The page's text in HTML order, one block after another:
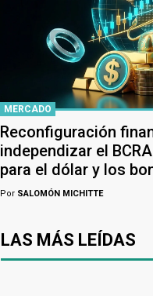
MERCADO
Reconfiguración
independizar el
para el dólar y los
Por SALOMÓN MICHITTE
LAS MÁS LEÍDAS